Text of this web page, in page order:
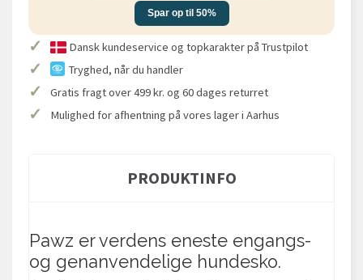
Spar op til 50%
✓ Dansk kundeservice og topkarakter på Trustpilot
✓ Tryghed, når du handler
✓ Gratis fragt over 499 kr. og 60 dages returret
✓ Mulighed for afhentning på vores lager i Aarhus
PRODUKTINFO
Pawz er verdens eneste engangs-
og genanvendelige hundesko.